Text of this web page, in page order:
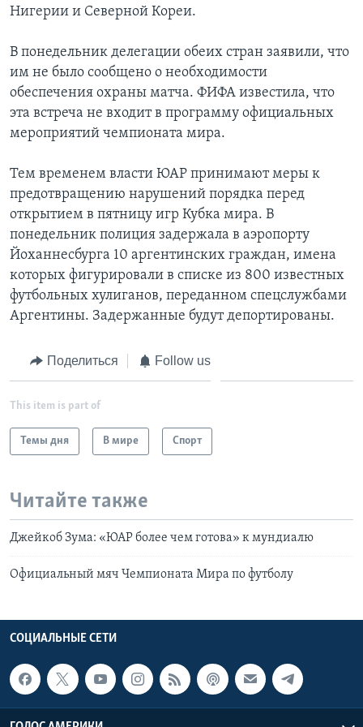
СОЦИАЛЬНЫЕ СЕТИ
Нигерии и Северной Кореи.
В понедельник делегации обеих стран заявили, что
им не было сообщено о необходимости
обеспечения охраны матча. ФИФА известила, что
эта встреча не входит в программу официальных
мероприятий чемпионата мира.
Тем временем власти ЮАР принимают меры к
предотвращению нарушений порядка перед
открытием в пятницу игр Кубка мира. В
понедельник полиция задержала в аэропорту
Йоханнесбурга 10 аргентинских граждан, имена
которых фигурировали в списке из 800 известных
футбольных хулиганов, переданном спецслужбами
Аргентины. Задержанные будут депортированы.
Поделиться Follow us
This item is part of
Темы дня В мире Спорт
Читайте также
Джейкоб Зума: «ЮАР более чем готова» к мундиалю
Официальный мяч Чемпионата Мира по футболу
СОЦИАЛЬНЫЕ СЕТИ